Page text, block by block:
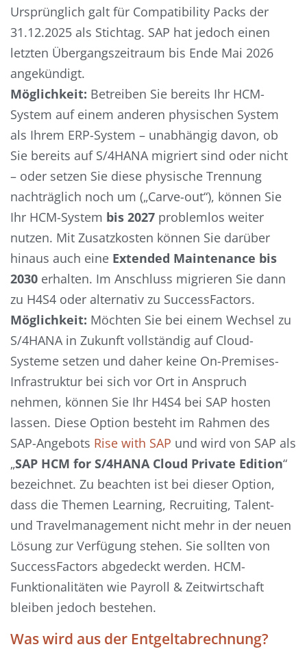
Ursprünglich galt für Compatibility Packs der
31.12.2025 als Stichtag. SAP hat jedoch einen
letzten Übergangszeitraum bis Ende Mai 2026
angekündigt.
Möglichkeit: Betreiben Sie bereits Ihr HCM-
System auf einem anderen physischen System
als Ihrem ERP-System – unabhängig davon, ob
Sie bereits auf S/4HANA migriert sind oder nicht
– oder setzen Sie diese physische Trennung
nachträglich noch um („Carve-out“), können Sie
Ihr HCM-System bis 2027 problemlos weiter
nutzen. Mit Zusatzkosten können Sie darüber
hinaus auch eine Extended Maintenance bis
2030 erhalten. Im Anschluss migrieren Sie dann
zu H4S4 oder alternativ zu SuccessFactors.
Möglichkeit: Möchten Sie bei einem Wechsel zu
S/4HANA in Zukunft vollständig auf Cloud-
Systeme setzen und daher keine On-Premises-
Infrastruktur bei sich vor Ort in Anspruch
nehmen, können Sie Ihr H4S4 bei SAP hosten
lassen. Diese Option besteht im Rahmen des
SAP-Angebots Rise with SAP und wird von SAP als
„SAP HCM for S/4HANA Cloud Private Edition“
bezeichnet. Zu beachten ist bei dieser Option,
dass die Themen Learning, Recruiting, Talent-
und Travelmanagement nicht mehr in der neuen
Lösung zur Verfügung stehen. Sie sollten von
SuccessFactors abgedeckt werden. HCM-
Funktionalitäten wie Payroll & Zeitwirtschaft
bleiben jedoch bestehen.
Was wird aus der Entgeltabrechnung?